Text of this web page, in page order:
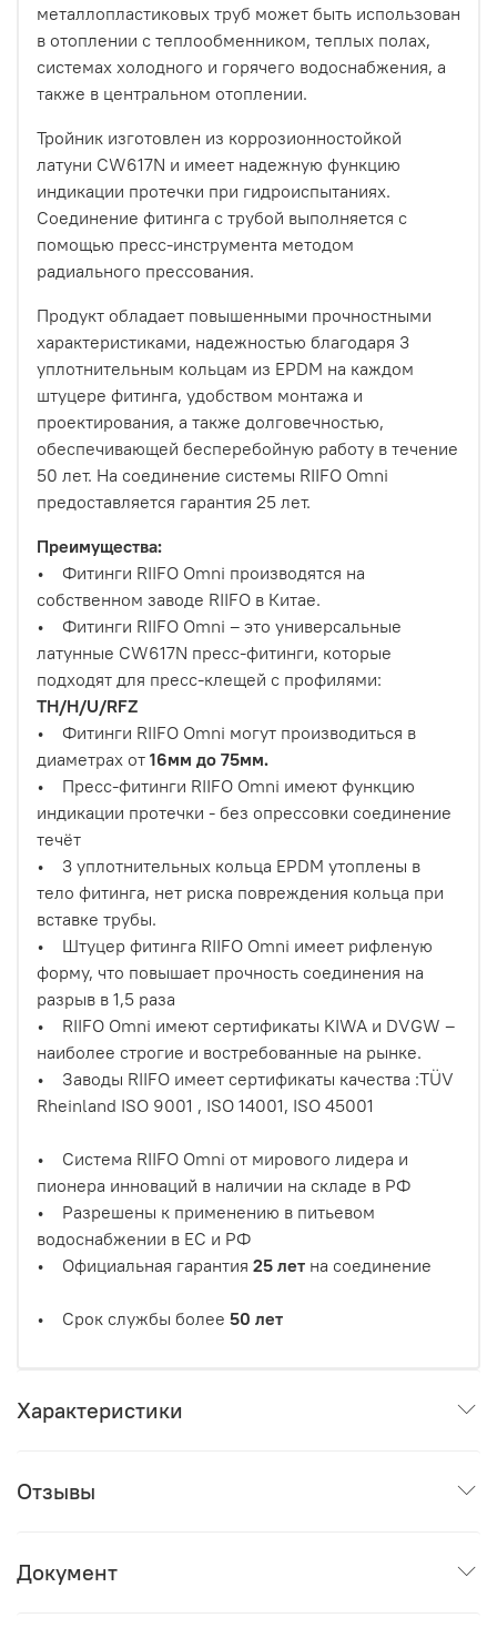
металлопластиковых труб может быть использован
в отоплении с теплообменником, теплых полах,
системах холодного и горячего водоснабжения, а
также в центральном отоплении.
Тройник изготовлен из коррозионностойкой
латуни CW617N и имеет надежную функцию
индикации протечки при гидроиспытаниях.
Соединение фитинга с трубой выполняется с
помощью пресс-инструмента методом
радиального прессования.
Продукт обладает повышенными прочностными
характеристиками, надежностью благодаря 3
уплотнительным кольцам из EPDM на каждом
штуцере фитинга, удобством монтажа и
проектирования, а также долговечностью,
обеспечивающей бесперебойную работу в течение
50 лет. На соединение системы RIIFO Omni
предоставляется гарантия 25 лет.
Преимущества:
• Фитинги RIIFO Omni производятся на
собственном заводе RIIFO в Китае.
• Фитинги RIIFO Omni – это универсальные
латунные CW617N пресс-фитинги, которые
подходят для пресс-клещей с профилями:
TH/H/U/RFZ
• Фитинги RIIFO Omni могут производиться в
диаметрах от 16мм до 75мм.
• Пресс-фитинги RIIFO Omni имеют функцию
индикации протечки - без опрессовки соединение
течёт
• 3 уплотнительных кольца EPDM утоплены в
тело фитинга, нет риска повреждения кольца при
вставке трубы.
• Штуцер фитинга RIIFO Omni имеет рифленую
форму, что повышает прочность соединения на
разрыв в 1,5 раза
• RIIFO Omni имеют сертификаты KIWA и DVGW –
наиболее строгие и востребованные на рынке.
• Заводы RIIFO имеет сертификаты качества :TÜV
Rheinland ISO 9001 , ISO 14001, ISO 45001
• Система RIIFO Omni от мирового лидера и
пионера инноваций в наличии на складе в РФ
• Разрешены к применению в питьевом
водоснабжении в ЕС и РФ
• Официальная гарантия 25 лет на соединение
• Срок службы более 50 лет
Характеристики
Отзывы
Документ